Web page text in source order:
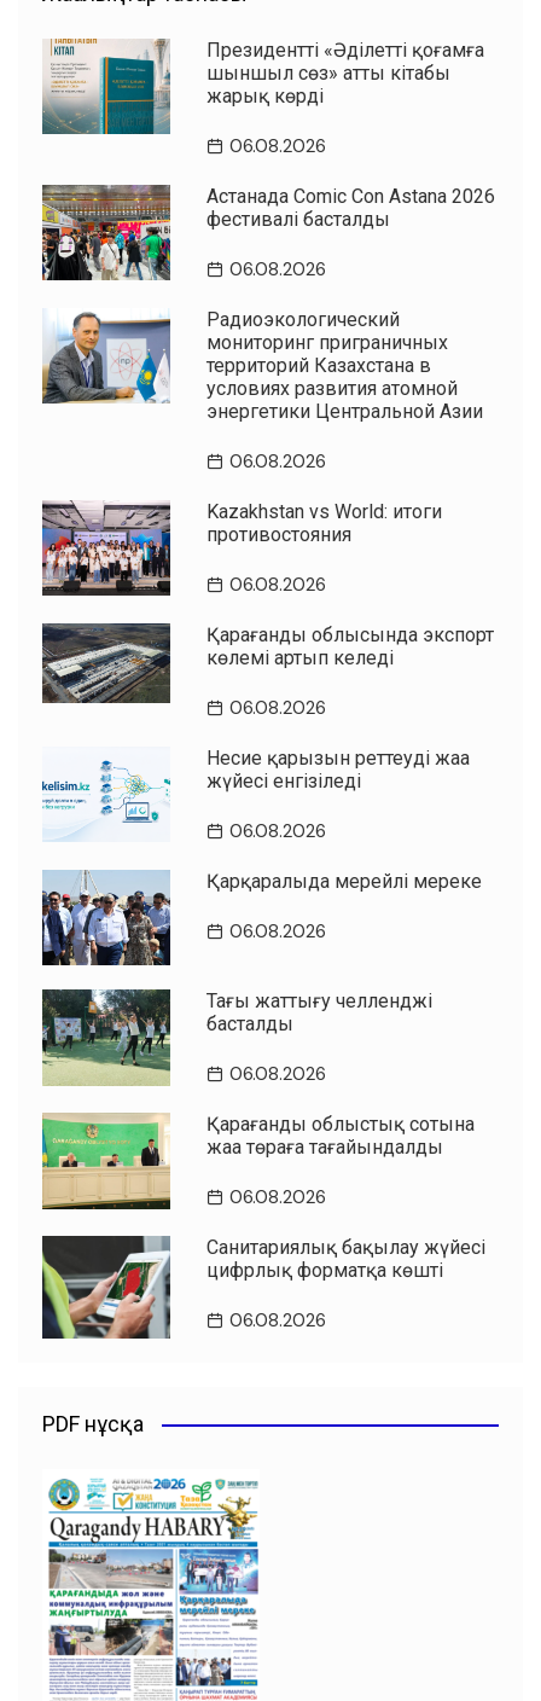
Президенттің «Әділетті қоғамға
шыншыл сөз» атты кітабы
жарық көрді
06.08.2026
Астанада Comic Con Astana 2026
фестивалі басталды
06.08.2026
Радиоэкологический
мониторинг приграничных
территорий Казахстана в
условиях развития атомной
энергетики Центральной Азии
06.08.2026
Kazakhstan vs World: итоги
противостояния
06.08.2026
Қарағанды облысында экспорт
көлемі артып келеді
06.08.2026
Несие қарызын реттеудің жаңа
жүйесі енгізіледі
06.08.2026
Қарқаралыда мерейлі мереке
06.08.2026
Таңғы жаттығу челленджі
басталды
06.08.2026
Қарағанды облыстық сотына
жаңа төраға тағайындалды
06.08.2026
Санитариялық бақылау жүйесі
цифрлық форматқа көшті
06.08.2026
PDF нұсқа